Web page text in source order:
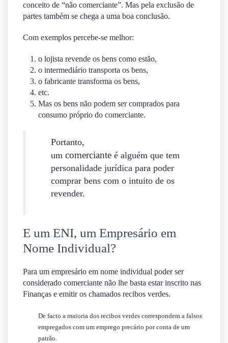
conceito de “não comerciante”. Mas pela exclusão de
partes também se chega a uma boa conclusão.
Com exemplos percebe-se melhor:
o lojista revende os bens como estão,
o intermediário transporta os bens,
o fabricante transforma os bens,
etc.
Mas os bens não podem ser comprados para
consumo próprio do comerciante.
Portanto,
um comerciante é alguém que tem
personalidade jurídica para poder
comprar bens com o intuito de os
revender.
E um ENI, um Empresário em
Nome Individual?
Para um empresário em nome individual poder ser
considerado comerciante não lhe basta estar inscrito nas
Finanças e emitir os chamados recibos verdes.
De facto a maioria dos recibos verdes correspondem a falsos
empregados com um emprego precário por conta de um
patrão.